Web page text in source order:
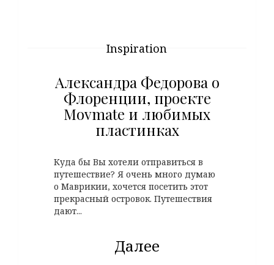
Inspiration
Александра Федорова о
Флоренции, проекте
Movmate и любимых
пластинках
Куда бы Вы хотели отправиться в
путешествие? Я очень много думаю
о Маврикии, хочется посетить этот
прекрасный островок. Путешествия
дают...
Далее